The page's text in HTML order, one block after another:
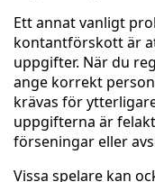
Ett annat vanligt
kontantförskott är
uppgifter. När du
ange korrekt
krävas för
uppgifterna är
förseningar eller
Vissa spelare kan